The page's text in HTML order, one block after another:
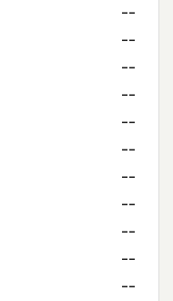
--
--
--
--
--
--
--
--
--
--
--